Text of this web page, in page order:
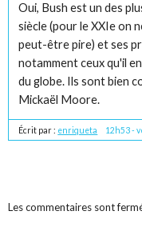
Oui, Bush est un des
siècle (pour le XXIe on
peut-être pire) et ses
notamment ceux qu'il
du globe. Ils sont bien
Mickaël Moore.
Écrit par : enriqueta 12h53-
Les commentaires sont